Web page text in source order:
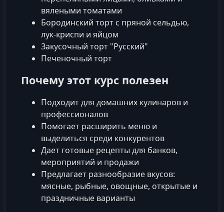
вялеными томатами
Бородинский торт с пряной сельдью,
лук-криспи и яйцом
Закусочный торт "Русский"
Печеночный торт
Почему этот курс полезен
Подходит для домашних кулинаров и
профессионалов
Помогает расширить меню и
выделиться среди конкурентов
Дает готовые рецепты для банков,
мероприятий и продажи
Предлагает разнообразие вкусов:
мясные, рыбные, овощные, открытые и
праздничные варианты